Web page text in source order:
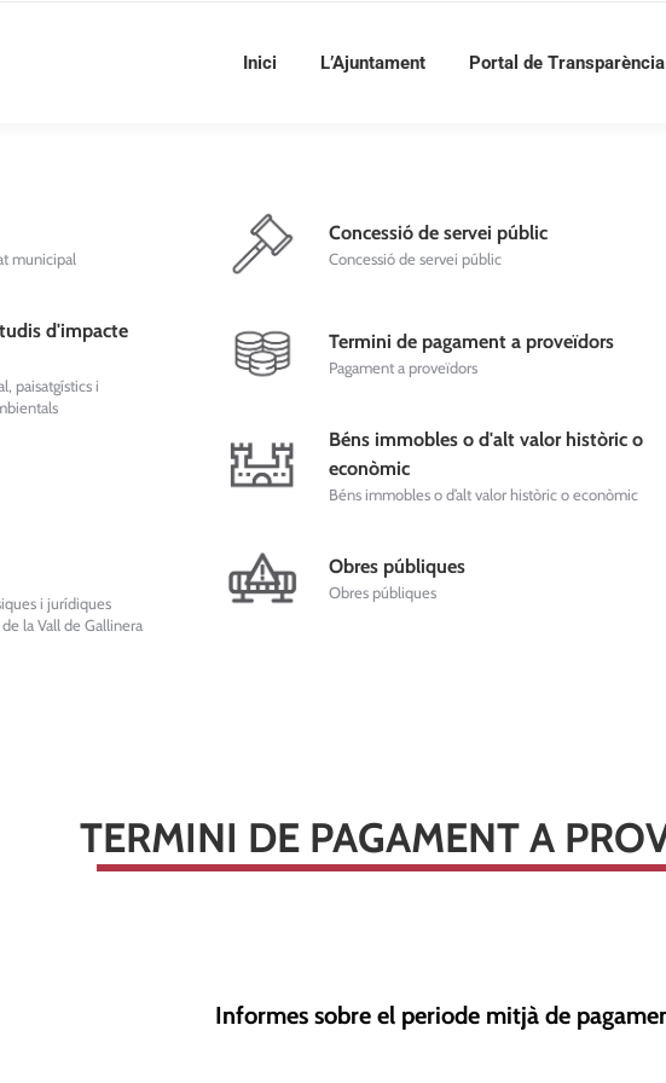
Inici L’Ajuntament Portal de Transparència
municipal
d'impacte
paisatgístics i
i jurídiques
la Vall de Gallinera
Concessió de servei públic
Concessió de servei públic
Termini de pagament a proveïdors
Pagament a proveïdors
Béns immobles o d'alt valor històric o
econòmic
Béns immobles o d’alt valor històric o econòmic
Obres públiques
Obres públiques
TERMINI DE PAGAMENT A
Informes sobre el periode mitjà de